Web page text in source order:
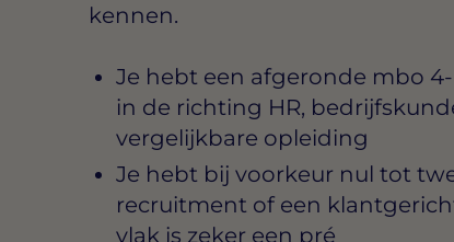
kennen.
Je hebt een afgeronde mbo
in de richting HR,
vergelijkbare opleiding
Je hebt bij voorkeur nul tot
recruitment of een
vlak is zeker een pré